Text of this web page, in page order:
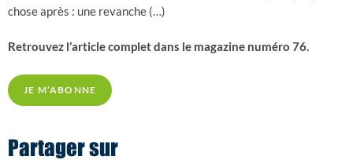
chose après : une revanche (…)
Retrouvez l’article complet dans le magazine numéro 76.
JE M’ABONNE
Partager sur